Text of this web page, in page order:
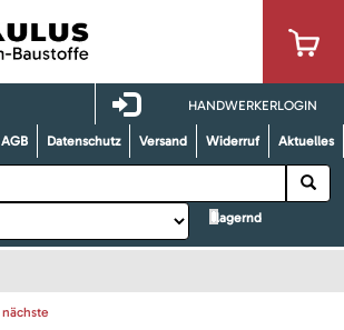
HANDWERKERLOGIN
AGB Datenschutz Versand Widerruf Aktuelles
lagernd
nächste